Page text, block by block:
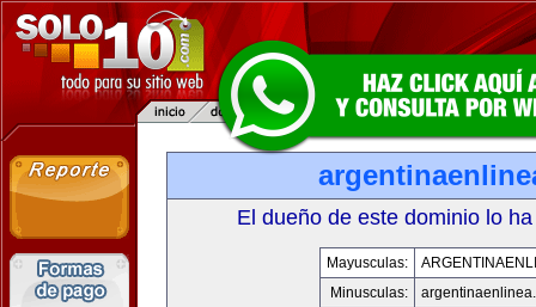
El dueño de este dominio lo
Mayusculas:
Minusculas: